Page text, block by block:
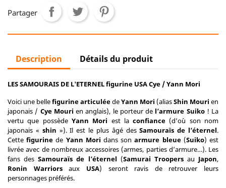
Partager
Description Détails du produit
LES SAMOURAIS DE L'ETERNEL figurine USA Cye / Yann Mori
Voici une bellefigurine articuléedeYann Mori (aliasShin Mouri en
japonais / Cye Mouri en anglais), le porteur de l’armure Suiko! La
vertu que possède Yann Mori est laconfiance (d’où son nom
japonais « shin »). Il est le plus âgé desSamouraïs de l’éternel.
Cettefigurine de Yann Mori dans sonarmure bleue(Suiko) est
livrée avec de nombreux accessoires (armes, parties d’armure…). Les
fans desSamouraïs de l’éternel (Samurai Troopersau Japon,
Ronin Warriorsaux USA) seront ravis de retrouver leurs
personnages préférés.